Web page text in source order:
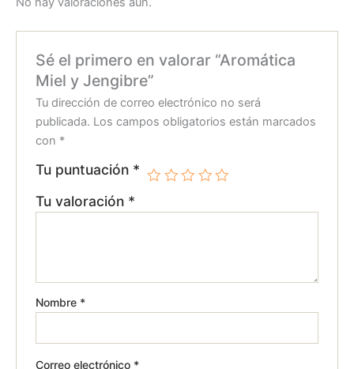
Sé el primero en valorar “Aromática
Miel y Jengibre”
Tu dirección de correo electrónico no será
publicada. Los campos obligatorios están marcados
con *
Tu puntuación *
Tu valoración *
Nombre *
Correo electrónico *